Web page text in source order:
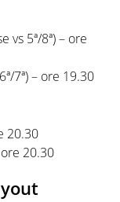
vs 5ª/8ª) – ore
7ª) – ore 19.30
20.30
20.30